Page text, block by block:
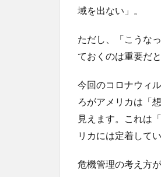
域を出ない」。
ただし、「こうな
ておくのは重要だと
今回のコロナウィ
ろがアメリカは「
見えます。これは
リカには定着して
危機管理の考え方